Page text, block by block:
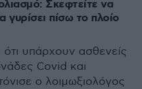
Σκεφτείτε να
γυρίσει πίσω το πλοίο
υπάρχουν ασθενείς
Covid και
ο λοιμωξιολόγος